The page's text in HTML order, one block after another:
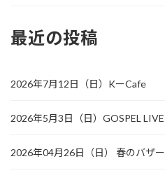
最近の投稿
2026年7月12日（日）KーCafe
2026年5月3日（日）GOSPEL LIVE
2026年04月26日（日） 春のバザー